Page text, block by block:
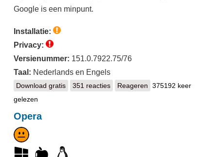
Google is een minpunt.
Installatie:
Privacy:
Versienummer: 151.0.7922.75/76
Taal: Nederlands en Engels
Download gratisGoogle Chrome
351 reacties Reageren
375192 keer
gelezen
Opera